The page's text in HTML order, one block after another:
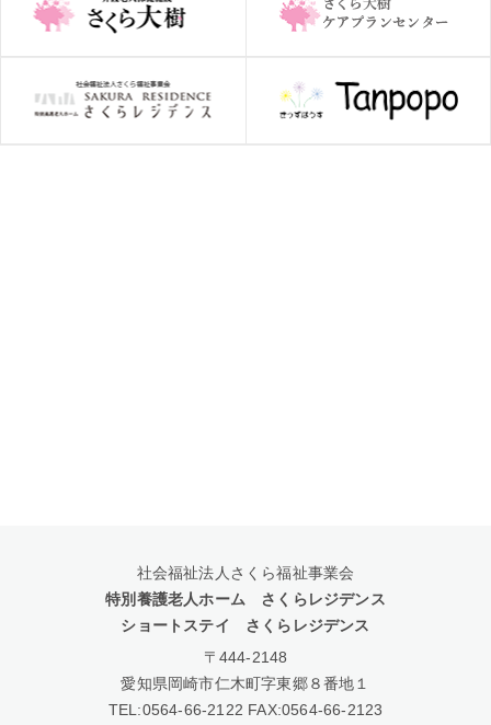
社会福祉法人さくら福祉事業会
特別養護老人ホーム さくらレジデンス
ショートステイ さくらレジデンス
〒444-2148
愛知県岡崎市仁木町字東郷８番地１
TEL:0564-66-2122 FAX:0564-66-2123